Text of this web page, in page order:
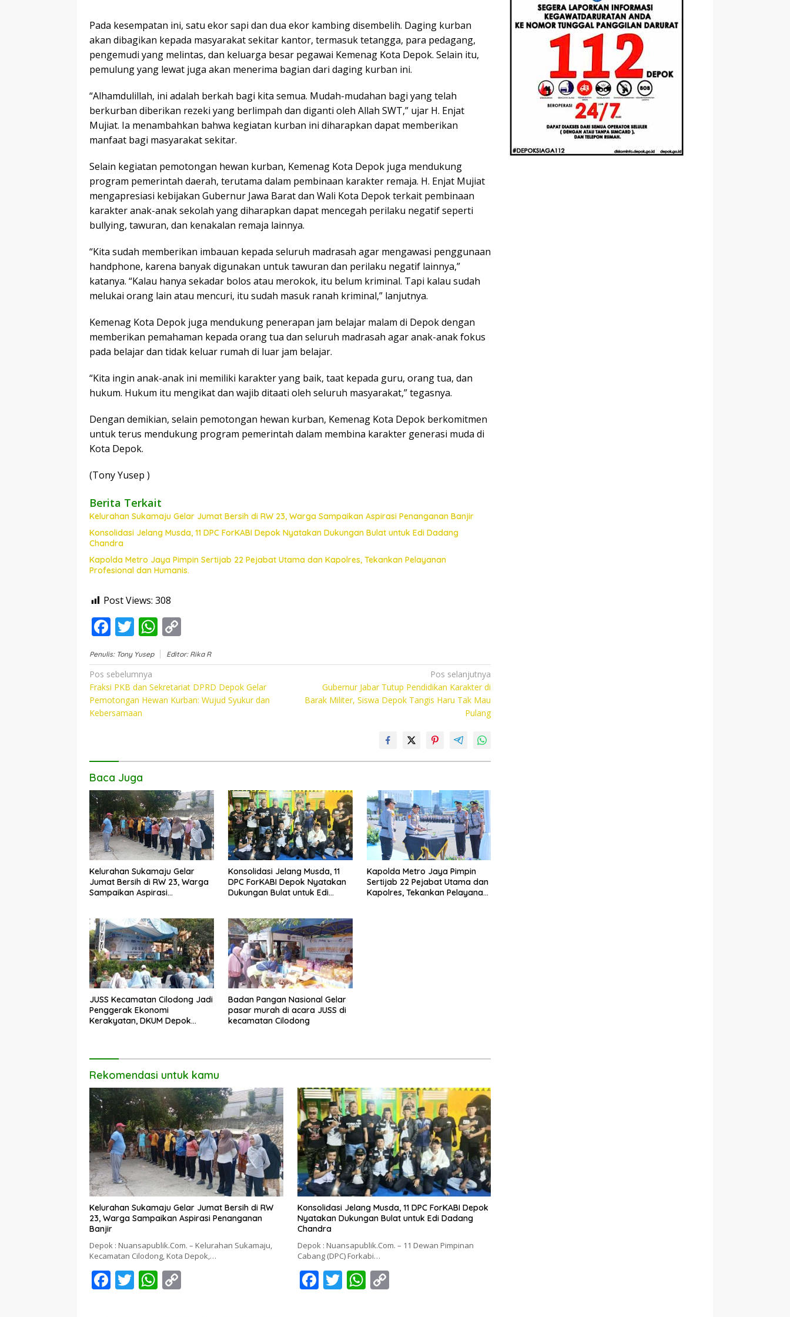
Pada kesempatan ini, satu ekor sapi dan dua ekor kambing disembelih. Daging kurban
akan dibagikan kepada masyarakat sekitar kantor, termasuk tetangga, para pedagang,
pengemudi yang melintas, dan keluarga besar pegawai Kemenag Kota Depok. Selain itu,
pemulung yang lewat juga akan menerima bagian dari daging kurban ini.
“Alhamdulillah, ini adalah berkah bagi kita semua. Mudah-mudahan bagi yang telah
berkurban diberikan rezeki yang berlimpah dan diganti oleh Allah SWT,” ujar H. Enjat
Mujiat. Ia menambahkan bahwa kegiatan kurban ini diharapkan dapat memberikan
manfaat bagi masyarakat sekitar.
Selain kegiatan pemotongan hewan kurban, Kemenag Kota Depok juga mendukung
program pemerintah daerah, terutama dalam pembinaan karakter remaja. H. Enjat Mujiat
mengapresiasi kebijakan Gubernur Jawa Barat dan Wali Kota Depok terkait pembinaan
karakter anak-anak sekolah yang diharapkan dapat mencegah perilaku negatif seperti
bullying, tawuran, dan kenakalan remaja lainnya.
“Kita sudah memberikan imbauan kepada seluruh madrasah agar mengawasi penggunaan
handphone, karena banyak digunakan untuk tawuran dan perilaku negatif lainnya,”
katanya. “Kalau hanya sekadar bolos atau merokok, itu belum kriminal. Tapi kalau sudah
melukai orang lain atau mencuri, itu sudah masuk ranah kriminal,” lanjutnya.
Kemenag Kota Depok juga mendukung penerapan jam belajar malam di Depok dengan
memberikan pemahaman kepada orang tua dan seluruh madrasah agar anak-anak fokus
pada belajar dan tidak keluar rumah di luar jam belajar.
“Kita ingin anak-anak ini memiliki karakter yang baik, taat kepada guru, orang tua, dan
hukum. Hukum itu mengikat dan wajib ditaati oleh seluruh masyarakat,” tegasnya.
Dengan demikian, selain pemotongan hewan kurban, Kemenag Kota Depok berkomitmen
untuk terus mendukung program pemerintah dalam membina karakter generasi muda di
Kota Depok.
(Tony Yusep )
Berita Terkait
Kelurahan Sukamaju Gelar Jumat Bersih di RW 23, Warga Sampaikan Aspirasi Penanganan Banjir
Konsolidasi Jelang Musda, 11 DPC ForKABI Depok Nyatakan Dukungan Bulat untuk Edi Dadang
Chandra
Kapolda Metro Jaya Pimpin Sertijab 22 Pejabat Utama dan Kapolres, Tekankan Pelayanan
Profesional dan Humanis.
Post Views: 308
F
ac
e
b
o
o
T
w
itt
er
W
h
at
s
A
o
p
y
Li
Penulis: Tony Yusep Editor: Rika R
Navigasi
pos
Pos sebelumnya
Fraksi PKB dan Sekretariat DPRD Depok Gelar
Pemotongan Hewan Kurban: Wujud Syukur dan
Kebersamaan
Pos selanjutnya
Gubernur Jabar Tutup Pendidikan Karakter di
Barak Militer, Siswa Depok Tangis Haru Tak Mau
Pulang
Baca Juga
Kelurahan Sukamaju Gelar
Jumat Bersih di RW 23, Warga
Sampaikan Aspirasi
Konsolidasi Jelang Musda, 11
DPC ForKABI Depok Nyatakan
Dukungan Bulat untuk Edi
Kapolda Metro Jaya Pimpin
Sertijab 22 Pejabat Utama dan
Kapolres, Tekankan Pelayanan
JUSS Kecamatan Cilodong Jadi
Penggerak Ekonomi
Kerakyatan, DKUM Depok
Badan Pangan Nasional Gelar
pasar murah di acara JUSS di
kecamatan Cilodong
Rekomendasi untuk kamu
Kelurahan Sukamaju Gelar Jumat Bersih di RW
23, Warga Sampaikan Aspirasi Penanganan
Banjir
Depok : Nuansapublik.Com. – Kelurahan Sukamaju,
Kecamatan Cilodong, Kota Depok,…
F T W
Konsolidasi Jelang Musda, 11 DPC ForKABI Depok
Nyatakan Dukungan Bulat untuk Edi Dadang
Chandra
Depok : Nuansapublik.Com. – 11 Dewan Pimpinan
Cabang (DPC) Forkabi…
F T W C
Augmented
Reality
Tahun Ajaran
2026-2027
Pertamina